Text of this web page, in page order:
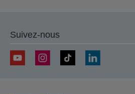
Suivez-nous